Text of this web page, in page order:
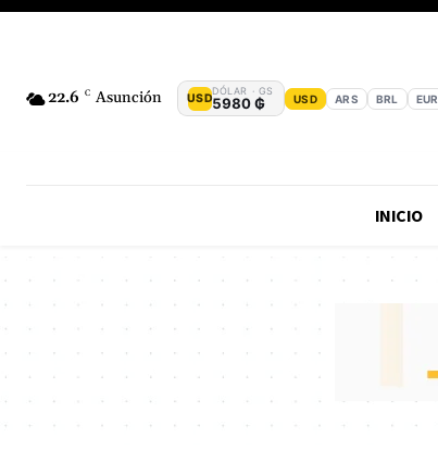
22.6 C Asunción USD
DÓLAR · GS
5980 ₲ USD ARS BRL EUR
INICIO